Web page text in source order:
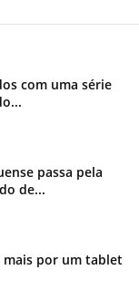
com uma série
passa pela
de...
mais por um tablet